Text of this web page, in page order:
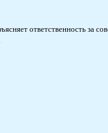
ответственность за